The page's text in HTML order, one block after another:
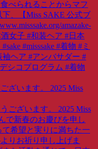
ざいます。 2025 Miss